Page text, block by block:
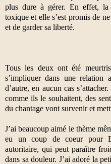
plus dure à gérer. En effet, la
toxique et elle s’est promis de
et de garder sa liberté.
Tous les deux ont été
s’impliquer dans une relation
d’autre, en aucun cas
comme ils le souhaitent, des
du chantage vont survenir et
J’ai beaucoup aimé le thème
eu un coup de coeur pour
autoritaire, qui peut paraître
dans sa douleur. J’ai adoré la